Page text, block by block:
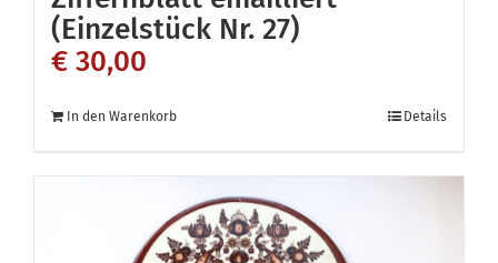
(Einzelstück Nr. 27)
€ 30,00
In den Warenkorb Details